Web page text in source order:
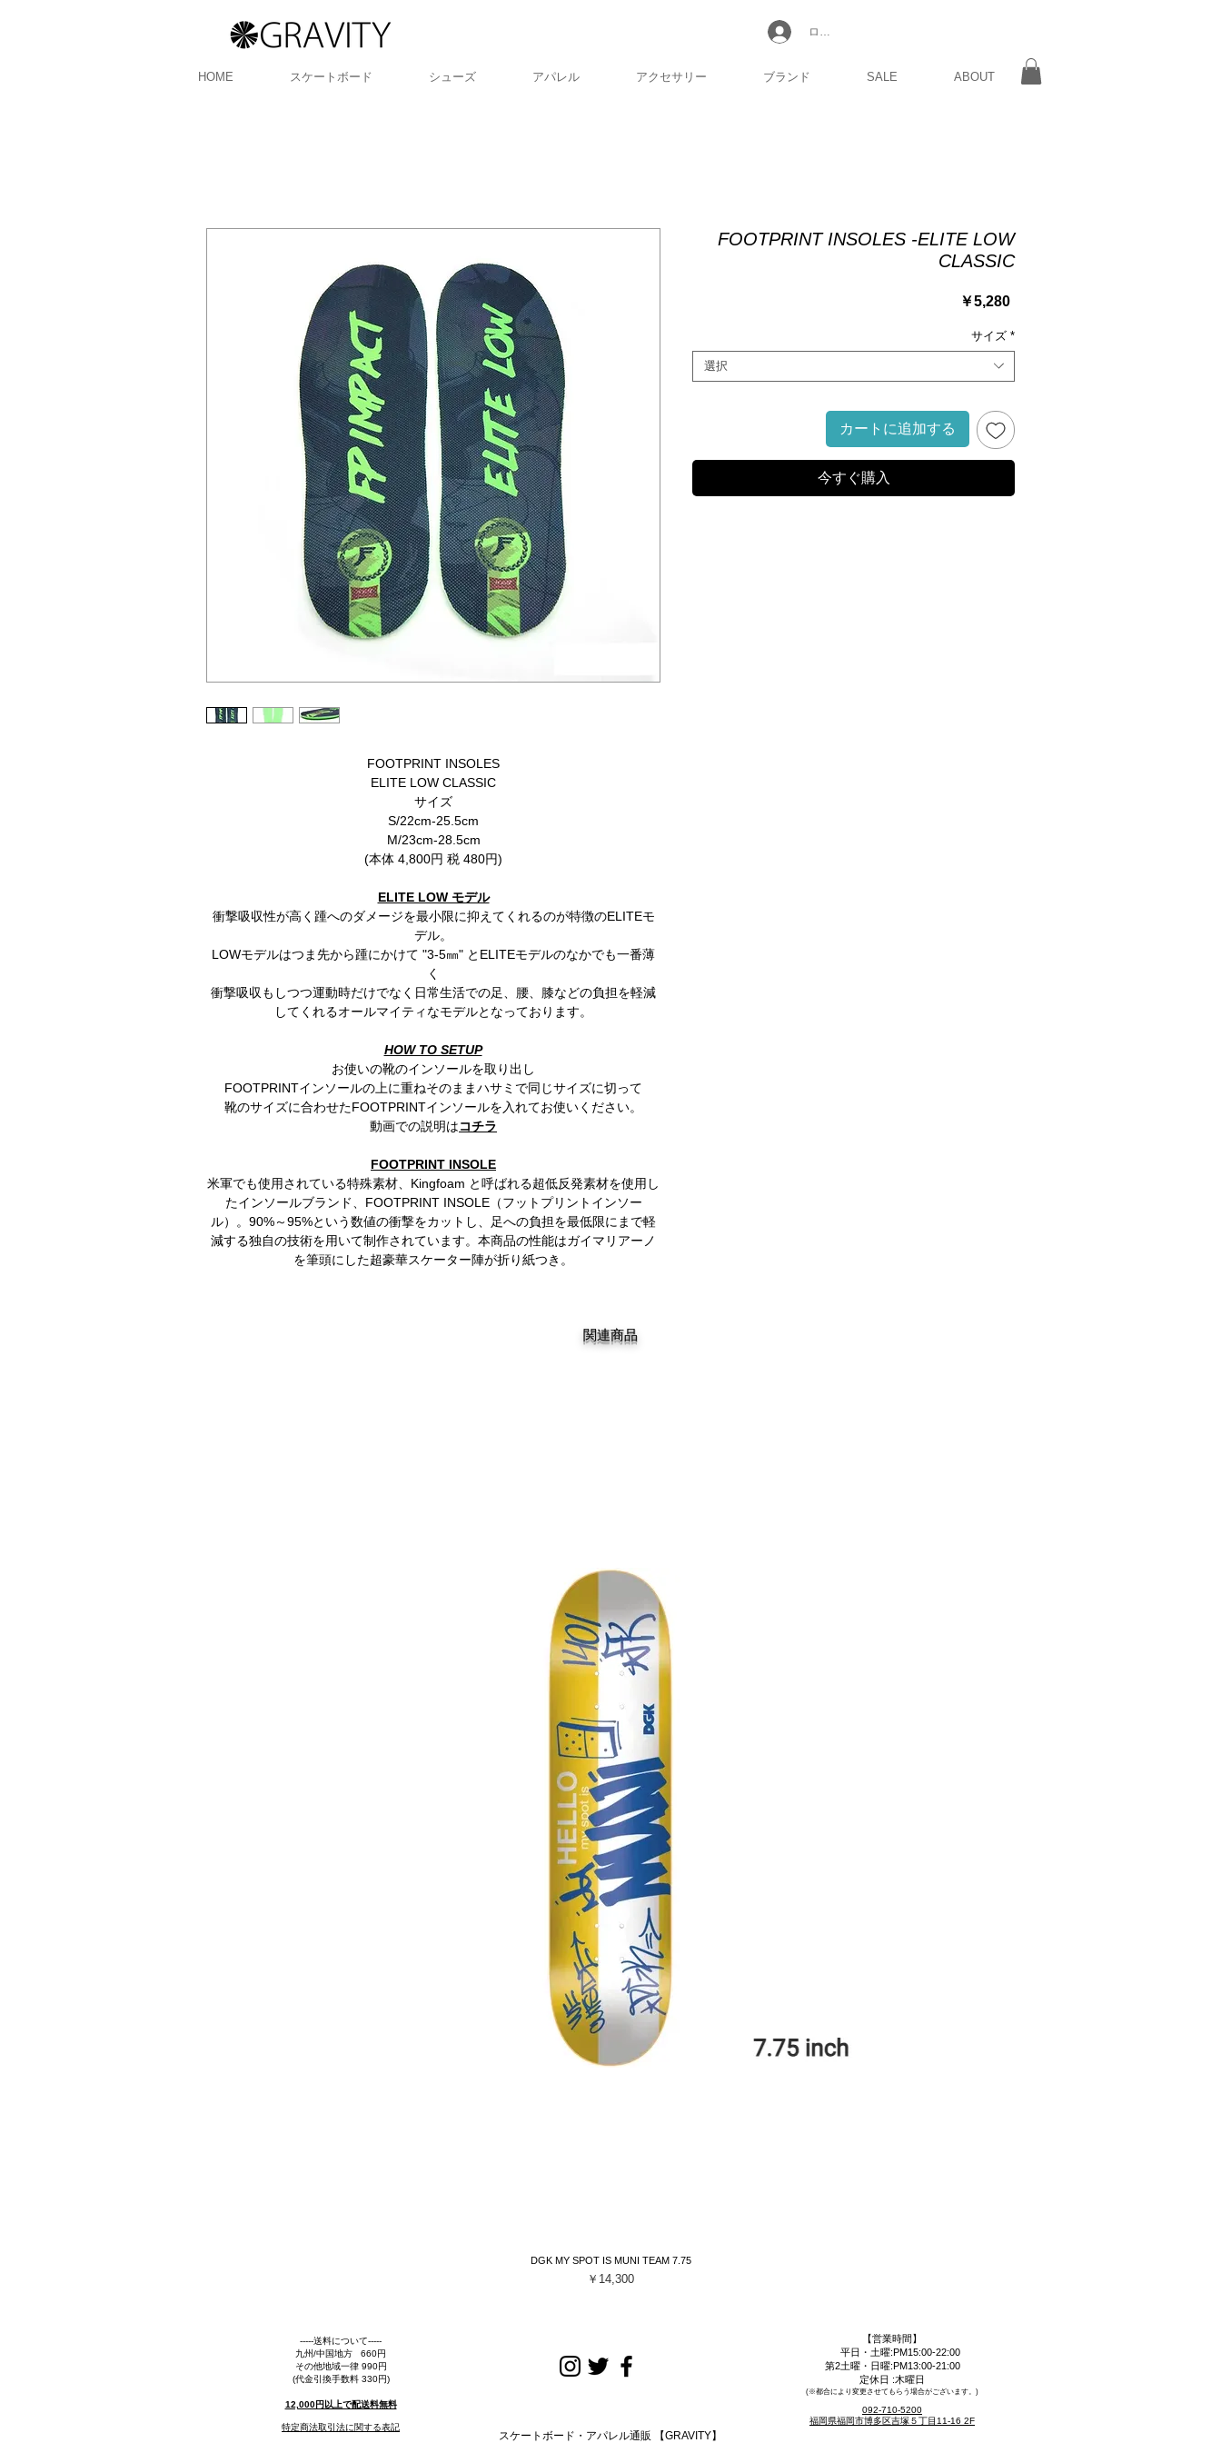
HOME スケートボード シューズ アパレル アクセサリー ブランド SALE ABOUT
ログイン
FOOTPRINT INSOLES
ELITE LOW CLASSIC
サイズ
S/22cm-25.5cm
M/23cm-28.5cm
(本体 4,800円 税 480円)
ELITE LOW モデル
衝撃吸収性が高く踵へのダメージを最小限に抑えてくれるのが特徴のELITEモ
デル。
LOWモデルはつま先から踵にかけて "3-5㎜" とELITEモデルのなかでも一番薄
く
衝撃吸収もしつつ運動時だけでなく日常生活での足、腰、膝などの負担を軽減
してくれるオールマイティなモデルとなっております。
HOW TO SETUP
お使いの靴のインソールを取り出し
FOOTPRINTインソールの上に重ねそのままハサミで同じサイズに切って
靴のサイズに合わせたFOOTPRINTインソールを入れてお使いください。
動画での説明はコチラ
FOOTPRINT INSOLE
米軍でも使用されている特殊素材、Kingfoam と呼ばれる超低反発素材を使用し
たインソールブランド、FOOTPRINT INSOLE（フットプリントインソー
ル）。90%～95%という数値の衝撃をカットし、足への負担を最低限にまで軽
減する独自の技術を用いて制作されています。本商品の性能はガイマリアーノ
を筆頭にした超豪華スケーター陣が折り紙つき。
FOOTPRINT INSOLES -ELITE LOW
CLASSIC
￥5,280価
サイズ *
選択
カートに追加する
今すぐ購入
関連商品
クイックビュー
DGK MY SPOT IS MUNI TEAM 7.75
価格
￥14,300
-----送料について-----
九州/中国地方 660円
その他地域一律 990円
(代金引換手数料 330円)
12,000円以上で配送料無料
特定商法取引法に関する表記
スケートボード・アパレル通販 【GRAVITY】
【営業時間】
平日・土曜:PM15:00-22:00
第2土曜・日曜:PM13:00-21:00
定休日 :木曜日​
(​※都合により変更させてもらう場合がございます。)
092-710-5200
福岡県福岡市博多区吉塚５丁目11-16 2F